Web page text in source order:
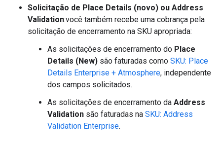
Solicitação de Place Details (novo) ou Address
Validation:você também recebe uma cobrança pela
solicitação de encerramento na SKU apropriada:
As solicitações de encerramento do Place
Details (New) são faturadas como SKU: Place
Details Enterprise + Atmosphere, independente
dos campos solicitados.
As solicitações de encerramento da Address
Validation são faturadas na SKU: Address
Validation Enterprise.